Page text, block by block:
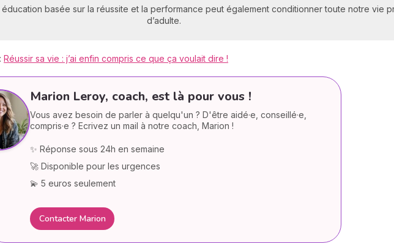
éducation basée sur la réussite et la performance peut également conditionner toute notre vie
d’adulte.
Réussir sa vie : j’ai enfin compris ce que ça voulait dire !
Marion Leroy, coach, est là pour vous !
Vous avez besoin de parler à quelqu'un ? D'être aidé·e, conseillé·e,
compris·e ? Ecrivez un mail à notre coach, Marion !
✨ Réponse sous 24h en semaine
🚀 Disponible pour les urgences
💫 5 euros seulement
Contacter Marion